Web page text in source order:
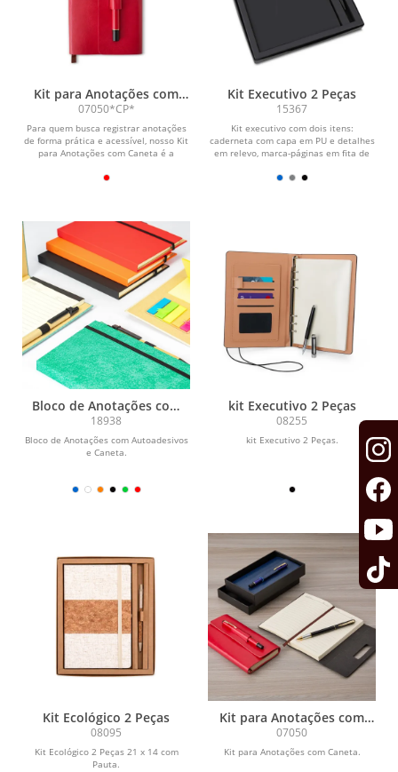
Kit para Anotações com
Caneta
07050*CP*
Para quem busca registrar anotações
de forma prática e acessível, nosso Kit
para Anotações com Caneta é a
Kit Executivo 2 Peças
15367
Kit executivo com dois itens:
caderneta com capa em PU e detalhes
em relevo, marca-páginas em fita de
Bloco de Anotações com
Autoadesivos e Caneta
18938
Bloco de Anotações com Autoadesivos
e Caneta.
kit Executivo 2 Peças
08255
kit Executivo 2 Peças.
Kit Ecológico 2 Peças
08095
Kit Ecológico 2 Peças 21 x 14 com
Pauta.
Kit para Anotações com
Caneta
07050
Kit para Anotações com Caneta.